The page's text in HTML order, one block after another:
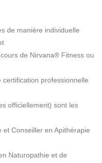
de manière individuelle
de Nirvana® Fitness ou
certification professionnelle
officiellement) sont les
Conseiller en Apithérapie
Naturopathie et de